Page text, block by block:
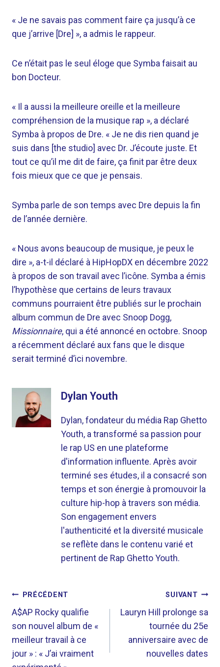
« Je ne savais pas comment faire ça jusqu’à ce
que j’arrive [Dre] », a admis le rappeur.
Ce n’était pas le seul éloge que Symba faisait au
bon Docteur.
« Il a aussi la meilleure oreille et la meilleure
compréhension de la musique rap », a déclaré
Symba à propos de Dre. « Je ne dis rien quand je
suis dans [the studio] avec Dr. J’écoute juste. Et
tout ce qu’il me dit de faire, ça finit par être deux
fois mieux que ce que je pensais.
Symba parle de son temps avec Dre depuis la fin
de l’année dernière.
« Nous avons beaucoup de musique, je peux le
dire », a-t-il déclaré à HipHopDX en décembre 2022
à propos de son travail avec l’icône. Symba a émis
l’hypothèse que certains de leurs travaux
communs pourraient être publiés sur le prochain
album commun de Dre avec Snoop Dogg,
Missionnaire, qui a été annoncé en octobre. Snoop
a récemment déclaré aux fans que le disque
serait terminé d’ici novembre.
Dylan Youth
Dylan, fondateur du média Rap Ghetto
Youth, a transformé sa passion pour
le rap US en une plateforme
d'information influente. Après avoir
terminé ses études, il a consacré son
temps et son énergie à promouvoir la
culture hip-hop à travers son média.
Son engagement envers
l'authenticité et la diversité musicale
se reflète dans le contenu varié et
pertinent de Rap Ghetto Youth.
NAVIGATION
DE
L’ARTICLE
PRÉCÉDENT
A$AP Rocky qualifie
son nouvel album de «
meilleur travail à ce
jour » : « J’ai vraiment
SUIVANT
Lauryn Hill prolonge sa
tournée du 25e
anniversaire avec de
nouvelles dates